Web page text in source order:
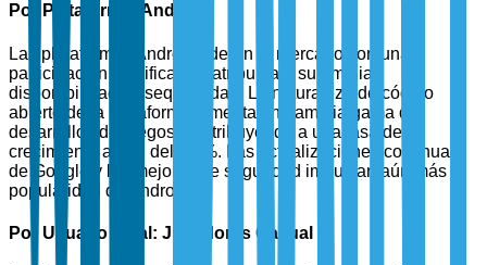
Por Plataforma: Android
Las plataformas Android lideran el mercado con una
participación significativa, atribuida a su amplia
disponibilidad y asequibilidad. La naturaleza de código
abierto de la plataforma fomenta una amplia gama de
desarrollos de juegos, contribuyendo a una tasa de
crecimiento anual del 5.8%. Las actualizaciones continuas
de Google y las mejoras de seguridad impulsan aún más la
popularidad de Android.
Por Usuario Final: Jugadores Casual